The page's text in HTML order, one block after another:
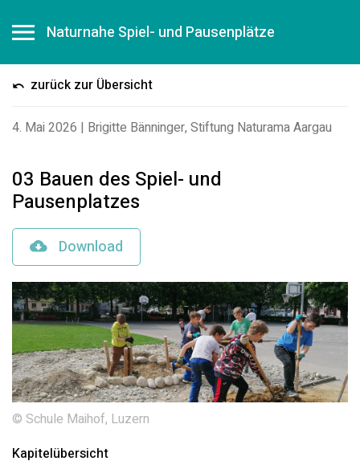
Naturnahe Spiel- und Pausenplätze
zurück zur Übersicht
4. Mai 2026 | Brigitte Bänninger, Stiftung Naturama Aargau
03 Bauen des Spiel- und
Pausenplatzes
Download
© Schule Maihof, Luzern
Kapitelübersicht